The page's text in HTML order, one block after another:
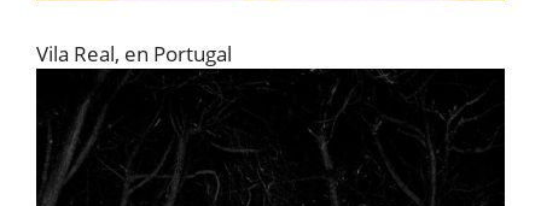
Vila Real, en Portugal